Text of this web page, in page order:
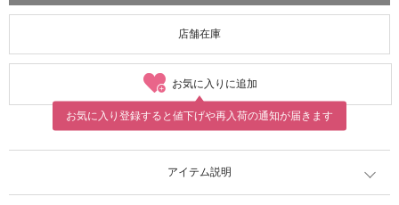
店舗在庫
お気に入りに追加
お気に入り登録すると値下げや再入荷の通知が届きます
アイテム説明